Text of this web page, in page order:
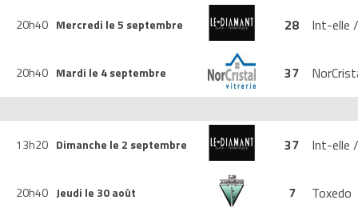
20h40 Mercredi le 5 septembre 28 Int-elle
20h40 Mardi le 4 septembre 37
13h20 Dimanche le 2 septembre 37 Int-elle
20h40 Jeudi le 30 août 7 Toxedo